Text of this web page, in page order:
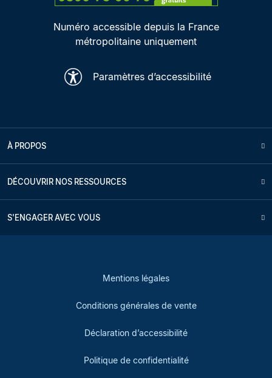
Numéro accessible depuis la France
métropolitaine uniquement
Paramètres d’accessibilité
À PROPOS
DÉCOUVRIR NOS RESSOURCES
S'ENGAGER AVEC VOUS
Mentions légales
Conditions générales de vente
Déclaration d’accessibilité
Politique de confidentialité